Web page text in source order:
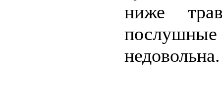
ниже
недовольна.